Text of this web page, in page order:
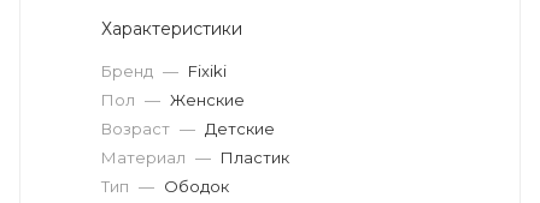
Характеристики
Бренд — Fixiki
Пол — Женские
Возраст — Детские
Материал — Пластик
Тип — Ободок